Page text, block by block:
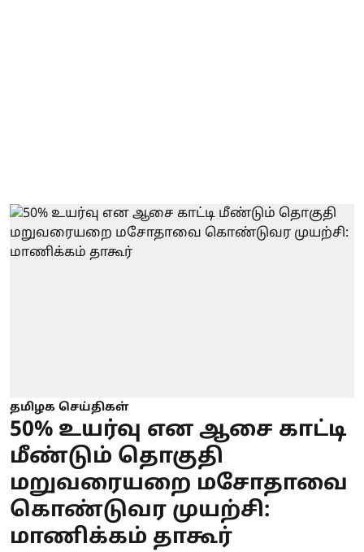
தமிழக செய்திகள்
50% உயர்வு என ஆசை காட்டி
மீண்டும் தொகுதி
மறுவரையறை மசோதாவை
கொண்டுவர முயற்சி:
மாணிக்கம் தாகூர்